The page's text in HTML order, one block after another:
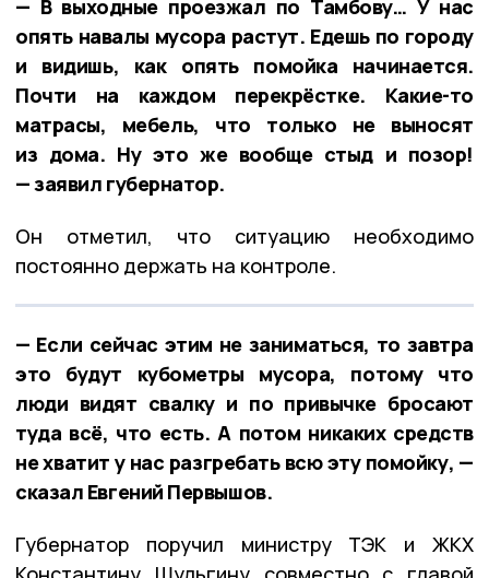
— В выходные проезжал по Тамбову… У нас
опять навалы мусора растут. Едешь по городу
и видишь, как опять помойка начинается.
Почти на каждом перекрёстке. Какие-то
матрасы, мебель, что только не выносят
из дома. Ну это же вообще стыд и позор!
— заявил губернатор.
Он отметил, что ситуацию необходимо
постоянно держать на контроле.
— Если сейчас этим не заниматься, то завтра
это будут кубометры мусора, потому что
люди видят свалку и по привычке бросают
туда всё, что есть. А потом никаких средств
не хватит у нас разгребать всю эту помойку, —
сказал Евгений Первышов.
Губернатор поручил министру ТЭК и ЖКХ